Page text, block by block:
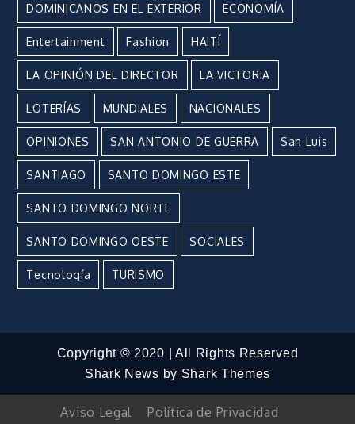
DOMINICANOS EN EL EXTERIOR ECONOMÍA
Entertainment Fashion HAITÍ
LA OPINIÓN DEL DIRECTOR LA VICTORIA
LOTERÍAS MUNDIALES NACIONALES
OPINIONES SAN ANTONIO DE GUERRA San Luis
SANTIAGO SANTO DOMINGO ESTE
SANTO DOMINGO NORTE
SANTO DOMINGO OESTE SOCIALES
Tecnología TURISMO
Copyright © 2020 | All Rights Reserved
Shark News by Shark Themes
Aviso Legal
Política de Privacidad